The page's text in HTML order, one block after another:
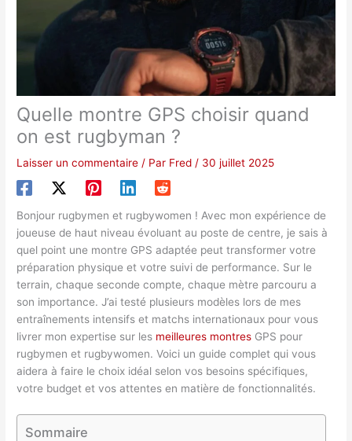
Quelle montre GPS choisir quand
on est rugbyman ?
Laisser un commentaire / Par Fred / 30 juillet 2025
Bonjour rugbymen et rugbywomen ! Avec mon expérience de
joueuse de haut niveau évoluant au poste de centre, je sais à
quel point une montre GPS adaptée peut transformer votre
préparation physique et votre suivi de performance. Sur le
terrain, chaque seconde compte, chaque mètre parcouru a
son importance. J’ai testé plusieurs modèles lors de mes
entraînements intensifs et matchs internationaux pour vous
livrer mon expertise sur les meilleures montres GPS pour
rugbymen et rugbywomen. Voici un guide complet qui vous
aidera à faire le choix idéal selon vos besoins spécifiques,
votre budget et vos attentes en matière de fonctionnalités.
Sommaire